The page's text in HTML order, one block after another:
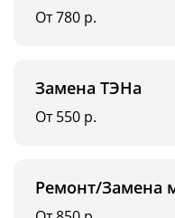
От 780 р.
Замена ТЭНа
От 550 р.
Ремонт/Замена